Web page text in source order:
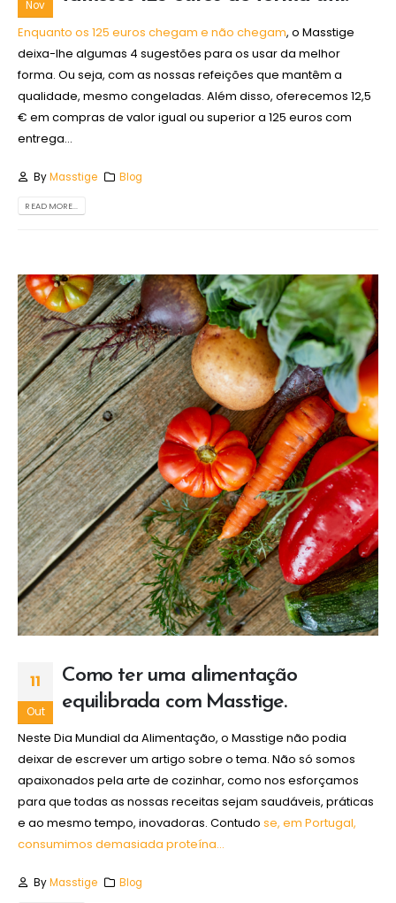
Nov
Enquanto os 125 euros chegam e não chegam, o Masstige
deixa-lhe algumas 4 sugestões para os usar da melhor
forma. Ou seja, com as nossas refeições que mantêm a
qualidade, mesmo congeladas. Além disso, oferecemos 12,5
€ em compras de valor igual ou superior a 125 euros com
entrega...
ByMasstige Blog
READ MORE...
11
Out
Como ter uma alimentação
equilibrada com Masstige.
Neste Dia Mundial da Alimentação, o Masstige não podia
deixar de escrever um artigo sobre o tema. Não só somos
apaixonados pela arte de cozinhar, como nos esforçamos
para que todas as nossas receitas sejam saudáveis, práticas
e ao mesmo tempo, inovadoras. Contudo se, em Portugal,
consumimos demasiada proteína...
ByMasstige Blog